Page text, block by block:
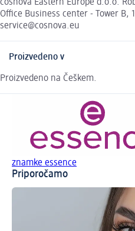
cosnova Eastern Europe d.o.o.
Office Business center - Tower B,
service@cosnova.eu
Proizvedeno v
Proizvedeno na Češkem.
znamke essence
Priporočamo